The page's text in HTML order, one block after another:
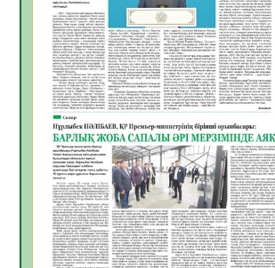
АПВ вакцинасы туралы мәлімет
06.08.2026
Open Air: Қызылорда облысы
департаменті 20 мыңнан астам
көрерменнің қауіпсіздігін
06.08.2026
ҚЫЗЫЛОРДАДА «САНАЛЫ
ЖАРҚЫН БОЛАШАҚ» АТТЫ
МӘЖІЛІС ӨТТІ
05.08.2026